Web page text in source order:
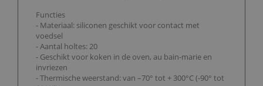
Functies
- Materiaal: siliconen geschikt voor contact met
voedsel
- Aantal holtes: 20
- Geschikt voor koken in de oven, au bain-marie en
invriezen
- Thermische weerstand: van –70° tot + 300°C (-90° tot